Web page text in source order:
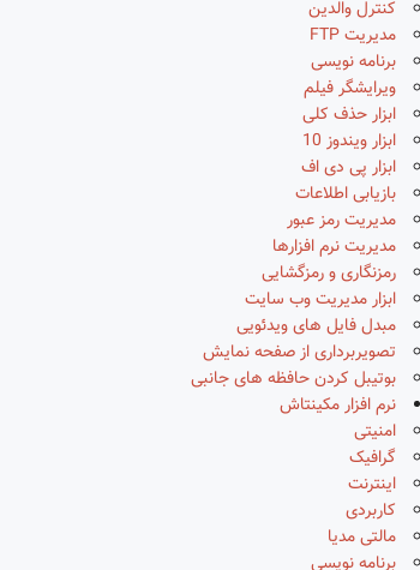
کنترل والدین
مدیریت FTP
برنامه نویسی
ویرایشگر فیلم
ابزار حذف کلی
ابزار ویندوز 10
ابزار پی دی اف
بازیابی اطلاعات
مدیریت رمز عبور
مدیریت نرم افزارها
رمزنگاری و رمزگشایی
ابزار مدیریت وب سایت
مبدل فایل های ویدئویی
تصویربرداری از صفحه نمایش
بوتیبل کردن حافظه های جانبی
نرم افزار مکینتاش
امنیتی
گرافیک
اینترنت
کاربردی
مالتی مدیا
برنامه نویسی